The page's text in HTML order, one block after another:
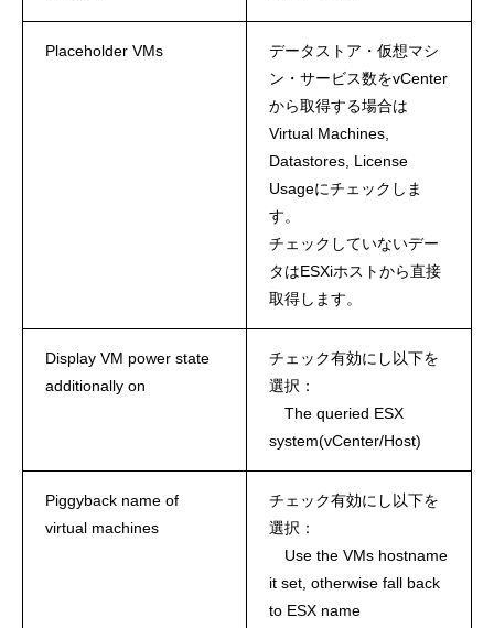
Placeholder VMs
データストア・仮想マシ
ン・サービス数をvCenter
から取得する場合は
Virtual Machines,
Datastores, License
Usageにチェックしま
す。
チェックしていないデー
タはESXiホストから直接
取得します。
Display VM power state
additionally on
チェック有効にし以下を
選択：
The queried ESX
system(vCenter/Host)
Piggyback name of
virtual machines
チェック有効にし以下を
選択：
Use the VMs hostname
it set, otherwise fall back
to ESX name